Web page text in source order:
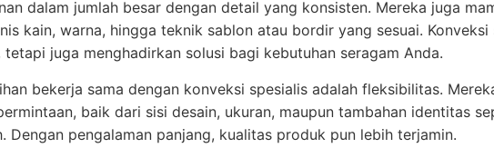
dalam jumlah besar dengan detail yang konsisten. Mereka juga
kain, warna, hingga teknik sablon atau bordir yang sesuai. Konveksi
tetapi juga menghadirkan solusi bagi kebutuhan seragam Anda.
bekerja sama dengan konveksi spesialis adalah fleksibilitas.
baik dari sisi desain, ukuran, maupun tambahan identitas
Dengan pengalaman panjang, kualitas produk pun lebih terjamin.